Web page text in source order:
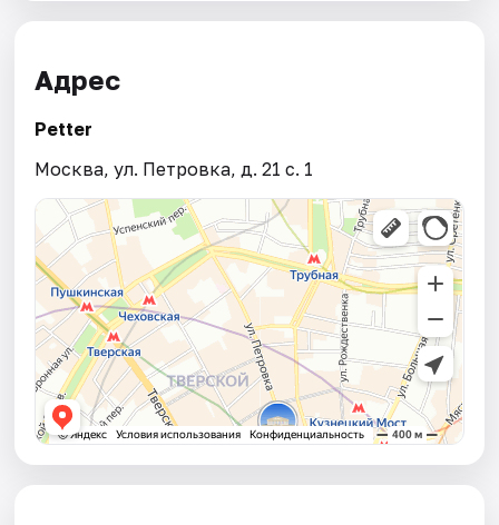
Адрес
Petter
Москва, ул. Петровка, д. 21 с. 1